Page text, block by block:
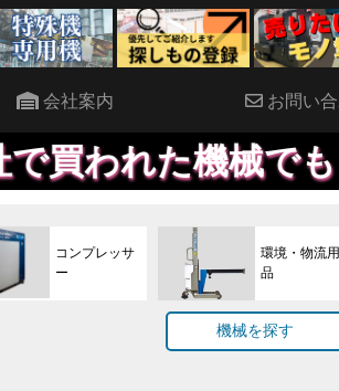
会社案内 お問い
も、遠慮なく
コンプレッサ
ー
環境・物流用
品
機械を探す